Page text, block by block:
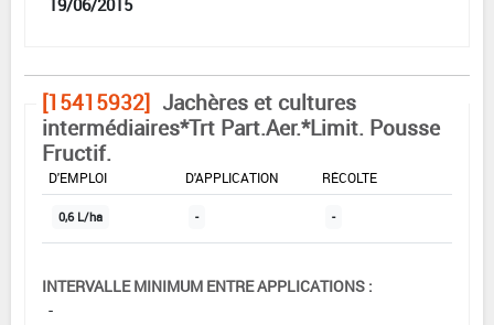
[15415932] Jachères et cultures
intermédiaires*Trt Part.Aer.*Limit. Pousse
Fructif.
DOSE MAX
D'EMPLOI
D'APPLICATION
RÉCOLTE
0,6 L/ha - -
INTERVALLE MINIMUM ENTRE APPLICATIONS :
-